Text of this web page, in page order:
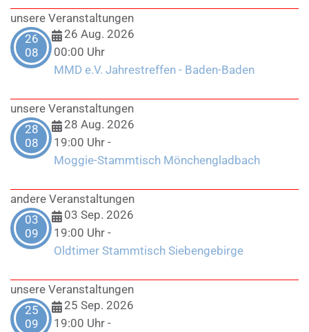
unsere Veranstaltungen
26
08
26 Aug. 2026
00:00 Uhr
MMD e.V. Jahrestreffen - Baden-Baden
unsere Veranstaltungen
28
08
28 Aug. 2026
19:00 Uhr -
Moggie-Stammtisch Mönchengladbach
andere Veranstaltungen
03
09
03 Sep. 2026
19:00 Uhr -
Oldtimer Stammtisch Siebengebirge
unsere Veranstaltungen
25
09
25 Sep. 2026
19:00 Uhr -